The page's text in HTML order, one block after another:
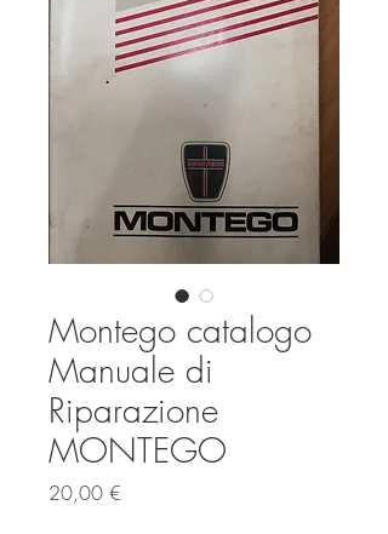
Montego catalogo
Manuale di
Riparazione
MONTEGO
20,00 €